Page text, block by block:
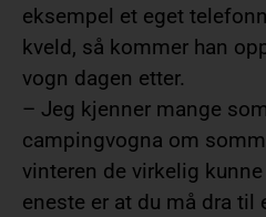
eksempel et eget
kveld, så kommer han
vogn dagen etter.
– Jeg kjenner mange
campingvogna om
vinteren de virkelig
eneste er at du må dra til